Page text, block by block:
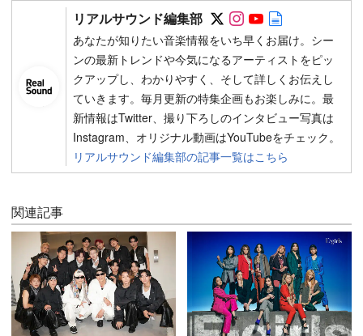
リアルサウンド編集部 Follow on SNS
Follow on SNS
Follow on
あなたが知りたい音楽情報をいち早くお届け。シー
ンの最新トレンドや今気になるアーティストをピッ
クアップし、わかりやすく、そして詳しくお伝えし
ていきます。毎月更新の特集企画もお楽しみに。最
新情報はTwitter、撮り下ろしのインタビュー写真は
Instagram、オリジナル動画はYouTubeをチェック。
リアルサウンド編集部の記事一覧はこちら
関連記事